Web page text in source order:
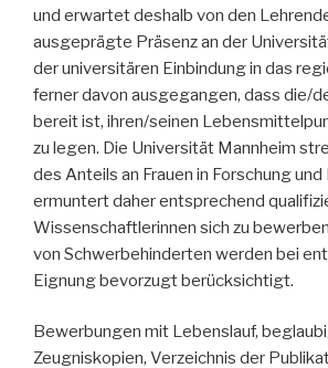
und erwartet deshalb von den
ausgeprägte Präsenz an der
der universitären Einbindung in das
ferner davon ausgegangen, dass die/
bereit ist, ihren/seinen
zu legen. Die Universität Mannheim
des Anteils an Frauen in Forschung und
ermuntert daher entsprechend
Wissenschaftlerinnen sich zu
von Schwerbehinderten werden bei
Eignung bevorzugt berücksichtigt.
Bewerbungen mit Lebenslauf,
Zeugniskopien, Verzeichnis der